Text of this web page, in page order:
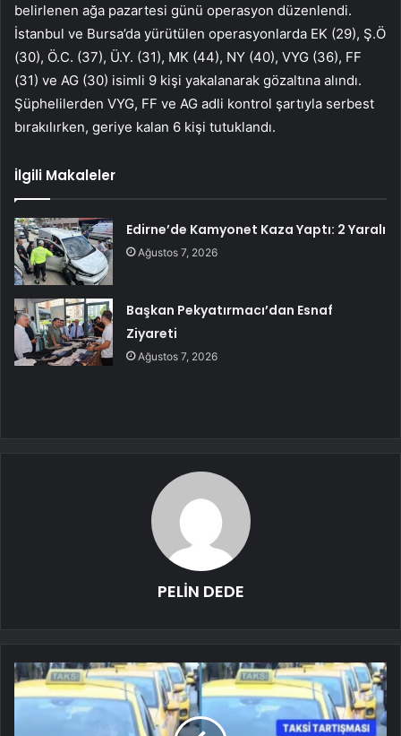
belirlenen ağa pazartesi günü operasyon düzenlendi.
İstanbul ve Bursa’da yürütülen operasyonlarda EK (29), Ş.Ö
(30), Ö.C. (37), Ü.Y. (31), MK (44), NY (40), VYG (36), FF
(31) ve AG (30) isimli 9 kişi yakalanarak gözaltına alındı.
Şüphelilerden VYG, FF ve AG adli kontrol şartıyla serbest
bırakılırken, geriye kalan 6 kişi tutuklandı.
İlgili Makaleler
Edirne’de Kamyonet Kaza Yaptı: 2 Yaralı
Ağustos 7, 2026
Başkan Pekyatırmacı’dan Esnaf
Ziyareti
Ağustos 7, 2026
PELİN DEDE